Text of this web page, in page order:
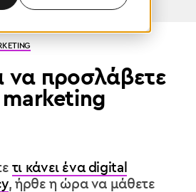
να προσλάβετε
τι κάνει ένα digital
, ήρθε η ώρα να μάθετε